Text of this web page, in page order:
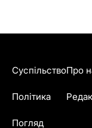
Суспільство
Політика
Погляд
Про